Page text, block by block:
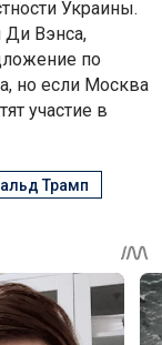
Украины.
Вэнса,
по
но если Москва
участие в
Трамп